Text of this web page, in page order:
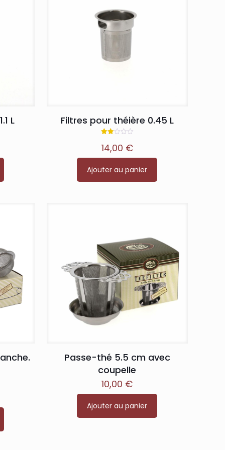
L Filtres pour théière 0.45 L
2.00
sur
5
14,00 €
Ajouter au panier
Passe-thé 5.5 cm avec
coupelle
10,00 €
Ajouter au panier